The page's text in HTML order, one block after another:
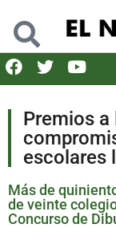
Premios
escolares
Más de
de veinte
Concurso de